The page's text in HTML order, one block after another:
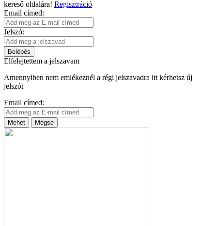
kereső oldalára! Regisztráció
Email címed:
Jelszó:
Belépés
Elfelejtettem a jelszavam
Amennyiben nem emlékeznél a régi jelszavadra itt kérhetsz új
jelszót
Email címed:
Mehet Mégse